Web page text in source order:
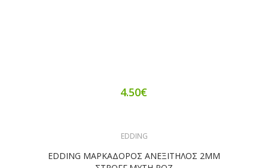
4.50€
EDDING
EDDING ΜΑΡΚΑΔΟΡΟΣ ΑΝΕΞΙΤΗΛΟΣ 2ΜΜ